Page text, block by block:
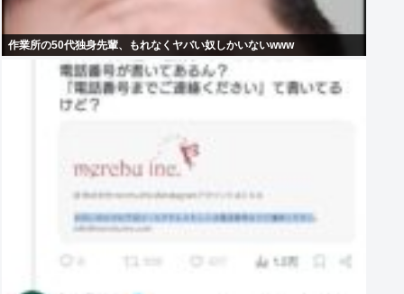
作業所の50代独身先輩、もれなくヤバい奴しかいないwww